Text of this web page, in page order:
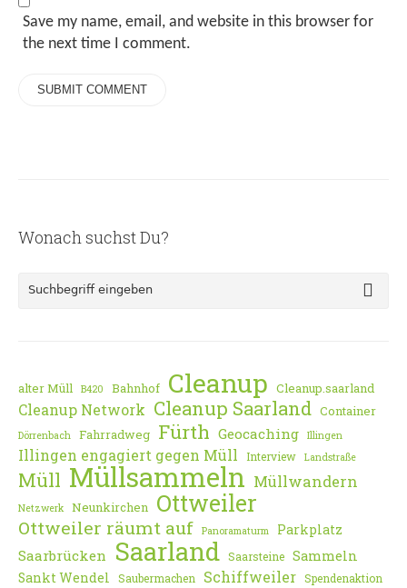
Save my name, email, and website in this browser for
the next time I comment.
Wonach suchst Du?
alter Müll B420 Bahnhof Cleanup Cleanup.saarland
Cleanup Network Cleanup Saarland Container
Dörrenbach Fahrradweg Fürth Geocaching Illingen
Illingen engagiert gegen Müll Interview Landstraße
Müll Müllsammeln Müllwandern
Netzwerk Neunkirchen Ottweiler
Ottweiler räumt auf Panoramaturm Parkplatz
Saarbrücken Saarland Saarsteine Sammeln
Sankt Wendel
Saubermachen Schiffweiler Spendenaktion